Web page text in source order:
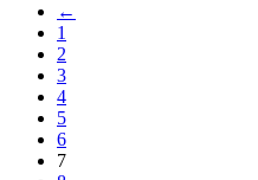
←
1
2
3
4
5
6
7